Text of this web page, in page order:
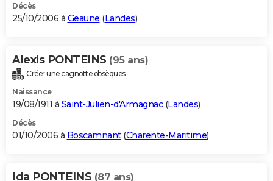
Décès
25/10/2006 à Geaune (Landes)
Alexis PONTEINS (95 ans)
Créer une cagnotte obsèques
Naissance
19/08/1911 à Saint-Julien-d'Armagnac(Landes)
Décès
01/10/2006 à Boscamnant(Charente-Maritime)
Ida PONTEINS (87 ans)